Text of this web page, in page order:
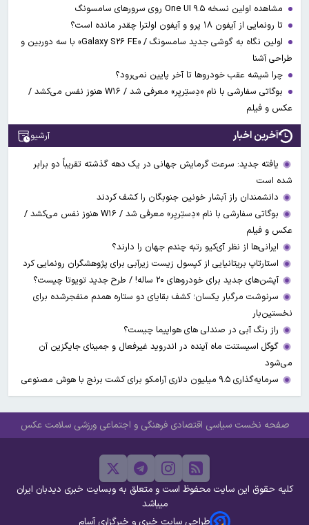
مشاهده اولین نسخه One UI ۹.۵ روی سرورهای سامسونگ
تا رونمایی از آیفون ۱۸ پرو و آیفون اولترا چقدر مانده است؟
اولین نگاه به گوشی جدید سامسونگ / «Galaxy S۲۶ FE» با سه دوربین و
طراحی آشنا
چرا شیشه عقب خودروها تا آخر پایین نمی‌رود؟
بوگاتی سفارشی با نام «دِستِریِر» معرفی شد / W۱۶ هنوز نفس می‌کشد /
عکس و فیلم
آخرین اخبار آرشیو
یافته جدید: سرعت گرمایش جهانی در یک دهه گذشته تقریباً دو برابر
شده است
دانشمندان راز آبشار خونین جنوبگان را کشف کردند
بوگاتی سفارشی با نام «دِستِریِر» معرفی شد / W۱۶ هنوز نفس می‌کشد /
عکس و فیلم
ایرانی‌ها از نظر آی‌کیو رتبه چندم جهان را دارند؟
استارتاپ بریتانیایی از کپسول زیست زیرآبی برای پژوهشگران رونمایی کرد
آپشن‌های جدید برای خودروهای ۲۰ ساله! / طرح جدید تویوتا چیست؟
سرنوشت مرگبار یکسان؛ کشف بقایای دو ستاره همدم منفجرشده برای
نخستین‌بار
راز رنگ آبی در صندلی های هواپیما چیست؟
گوگل اسیستنت ماه آینده در اندروید غیرفعال و جمینای جایگزین آن
می‌شود
سرمایه‌گذاری ۹.۵ میلیون دلاری آرامکو برای کشت برنج با هوش مصنوعی
صفحه نخست سیاسی اقتصادی فرهنگی و اجتماعی ورزشی سلامت عکس
کلیه حقوق این سایت محفوظ است و متعلق به وبسایت خبری دیدبان ایران
میباشد
طراحی سایت خبری و خبرگزاری آسام